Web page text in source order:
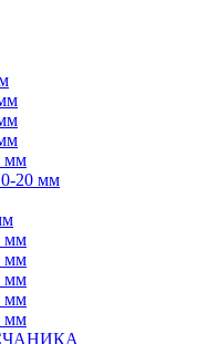
мм
20 мм
мм
мм
мм
мм
мм